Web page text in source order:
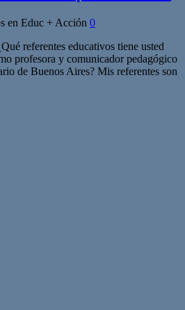
en Educ + Acción 0
referentes educativos tiene usted
profesora y comunicador pedagógico
de Buenos Aires? Mis referentes son